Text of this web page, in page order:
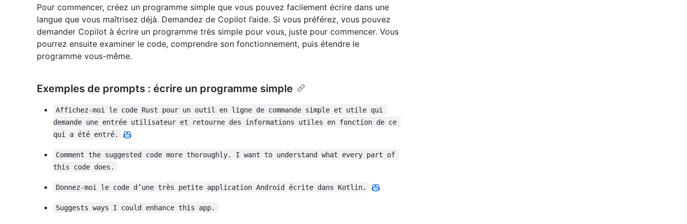
Pour commencer, créez un programme simple que vous pouvez facilement écrire dans une
langue que vous maîtrisez déjà. Demandez de Copilot l’aide. Si vous préférez, vous pouvez
demander Copilot à écrire un programme très simple pour vous, juste pour commencer. Vous
pourrez ensuite examiner le code, comprendre son fonctionnement, puis étendre le
programme vous-même.
Exemples de prompts : écrire un programme simple
Affichez-moi le code Rust pour un outil en ligne de commande simple et utile qui
demande une entrée utilisateur et retourne des informations utiles en fonction de ce
qui a été entré.
Comment the suggested code more thoroughly. I want to understand what every part of
this code does.
Donnez-moi le code d’une très petite application Android écrite dans Kotlin.
Suggests ways I could enhance this app.